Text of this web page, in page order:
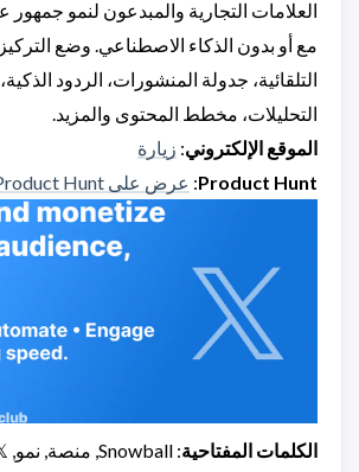
مع أو بدون الذكاء الاصطناعي. وضع
التلقائية، جدولة المنشورات، الردود
التحليلات، مخطط المحتوى والمزيد.
الموقع الإلكتروني: زيارة
Product Hunt
: عرض على Product Hunt
الكلمات المفتاحية